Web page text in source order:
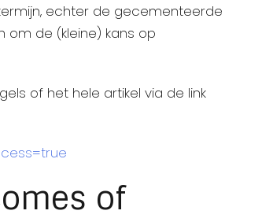
echter de gecementeerde
om de (kleine) kans op
of het hele artikel via de link
of